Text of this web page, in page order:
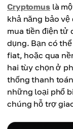
Cryptomuslà
khả năng bảo
mua tiền điện tử
dụng. Bạn có
fiat, hoặc qua
hai tùy chọn ở
thống thanh
những loại phổ
chúng hỗ trợ